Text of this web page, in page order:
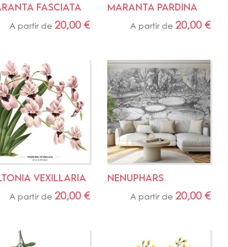
FASCIATA
A partir de 20,00 €
MARANTA PARDINA
A partir de 20,00 €
VEXILLARIA
A partir de 20,00 €
NENUPHARS
A partir de 20,00 €